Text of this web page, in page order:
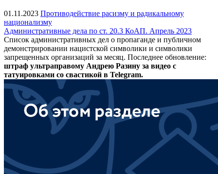
01.11.2023 Противодействие расизму и радикальному
национализму
Административные дела по ст. 20.3 КоАП. Апрель 2023
Список административных дел о пропаганде и публичном
демонстрировании нацистской символики и символики
запрещенных организаций за месяц. Последнее обновление:
штраф ультраправому Андрею Разину за видео с
татуировками со свастикой в Telegram.